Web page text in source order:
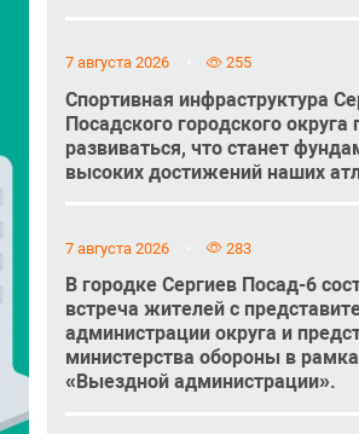
7 августа 2026 255
Спортивная инфраструктура
Посадского городского
развиваться, что станет
высоких достижений наших
7 августа 2026 283
В городке Сергиев Посад-6
встреча жителей с
администрации округа и
министерства обороны в
«Выездной администрации».